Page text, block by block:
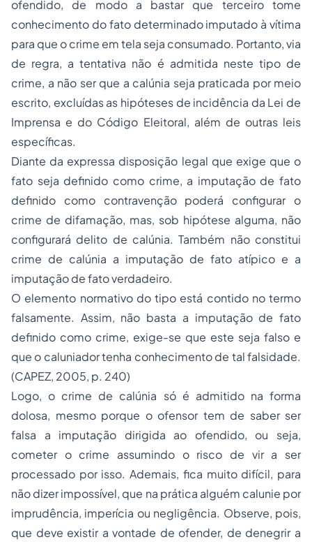
ofendido, de modo a bastar que terceiro tome
conhecimento do fato determinado imputado à vítima
para que o crime em tela seja consumado. Portanto, via
de regra, a tentativa não é admitida neste tipo de
crime, a não ser que a calúnia seja praticada por meio
escrito, excluídas as hipóteses de incidência da Lei de
Imprensa e do Código Eleitoral, além de outras leis
específicas.
Diante da expressa disposição legal que exige que o
fato seja definido como crime, a imputação de fato
definido como contravenção poderá configurar o
crime de difamação, mas, sob hipótese alguma, não
configurará delito de calúnia. Também não constitui
crime de calúnia a imputação de fato atípico e a
imputação de fato verdadeiro.
O elemento normativo do tipo está contido no termo
falsamente. Assim, não basta a imputação de fato
definido como crime, exige-se que este seja falso e
que o caluniador tenha conhecimento de tal falsidade.
(CAPEZ, 2005, p. 240)
Logo, o crime de calúnia só é admitido na forma
dolosa, mesmo porque o ofensor tem de saber ser
falsa a imputação dirigida ao ofendido, ou seja,
cometer o crime assumindo o risco de vir a ser
processado por isso. Ademais, fica muito difícil, para
não dizer impossível, que na prática alguém calunie por
imprudência, imperícia ou negligência. Observe, pois,
que deve existir a vontade de ofender, de denegrir a